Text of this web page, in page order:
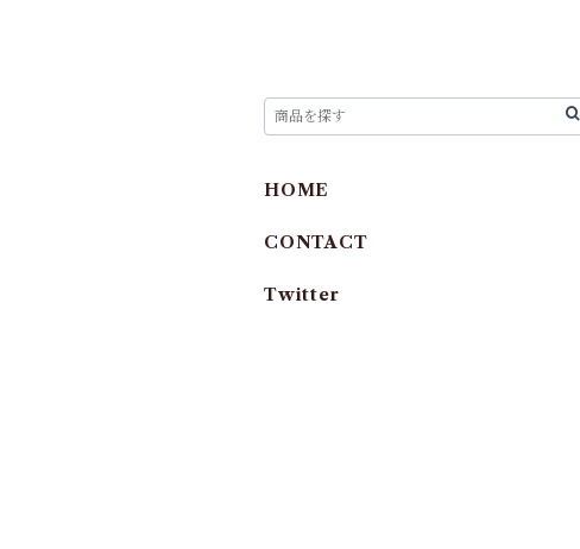
HOME
CONTACT
Twitter